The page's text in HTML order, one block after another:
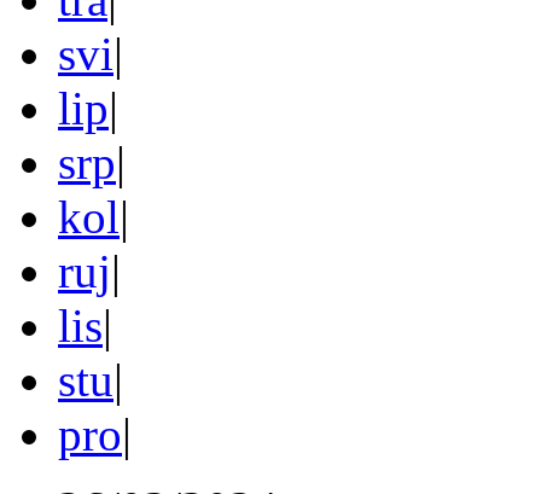
svi|
lip|
srp|
kol|
ruj|
lis|
stu|
pro|